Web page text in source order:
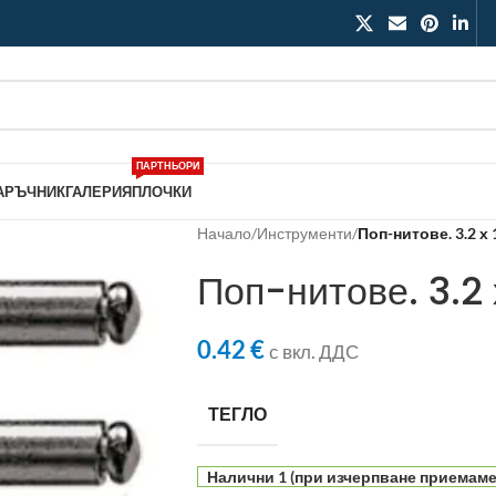
ГАЛЕРИЯПЛОЧКИ
ПАРТНЬОРИ
Начало/Инструменти/Поп-нитове. 3.2 х
Поп-нитове.
0.42€с вкл. ДДС
ТЕГЛО
Налични 1 (при изчерпване